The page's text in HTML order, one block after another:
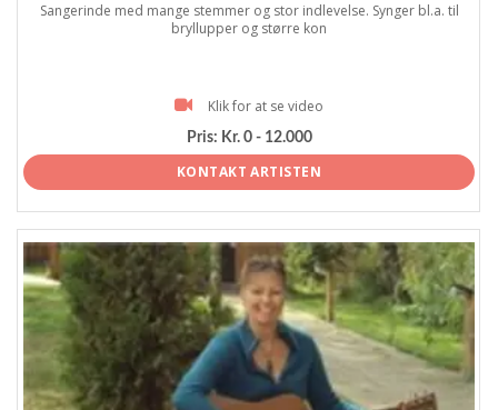
Sangerinde med mange stemmer og stor indlevelse. Synger bl.a. til
bryllupper og større kon
Klik for at se video
Pris: Kr. 0 - 12.000
KONTAKT ARTISTEN